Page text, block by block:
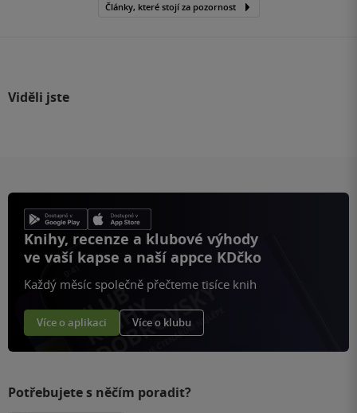
Články, které stojí za pozornost
Viděli jste
Knihy, recenze a klubové výhody
ve vaší kapse a naší appce KDčko
Každý měsíc společně přečteme tisíce knih
Více o aplikaci Více o klubu
Potřebujete s něčím poradit?